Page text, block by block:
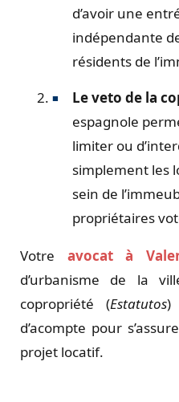
d’avoir une
indépendante
résidents de
Le veto de la
espagnole
limiter ou
simplement les
sein de
propriétaires
Votre avocat à
d’urbanisme de la
copropriété (Estatutos)
d’acompte pour
projet locatif.